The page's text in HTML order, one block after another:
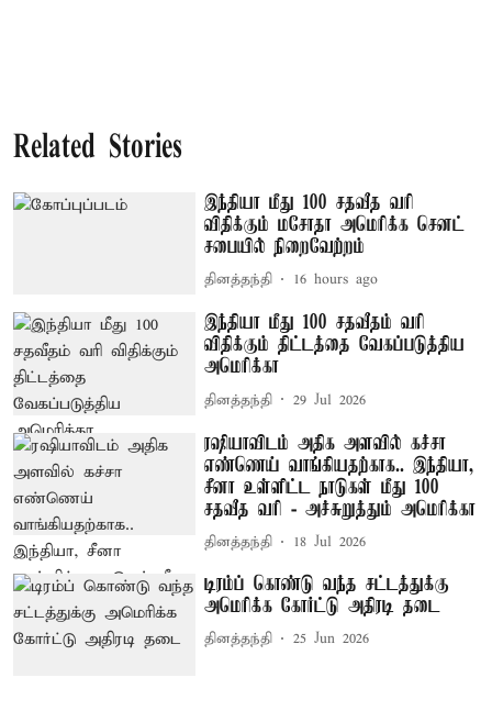
Related Stories
இந்தியா மீது 100 சதவீத வரி
விதிக்கும் மசோதா அமெரிக்க செனட்
சபையில் நிறைவேற்றம்
தினத்தந்தி 16 hours ago
இந்தியா மீது 100 சதவீதம் வரி
விதிக்கும் திட்டத்தை வேகப்படுத்திய
அமெரிக்கா
தினத்தந்தி 29 Jul 2026
ரஷியாவிடம் அதிக அளவில் கச்சா
எண்ணெய் வாங்கியதற்காக.. இந்தியா,
சீனா உள்ளிட்ட நாடுகள் மீது 100
சதவீத வரி - அச்சுறுத்தும் அமெரிக்கா
தினத்தந்தி 18 Jul 2026
டிரம்ப் கொண்டு வந்த சட்டத்துக்கு
அமெரிக்க கோர்ட்டு அதிரடி தடை
தினத்தந்தி 25 Jun 2026